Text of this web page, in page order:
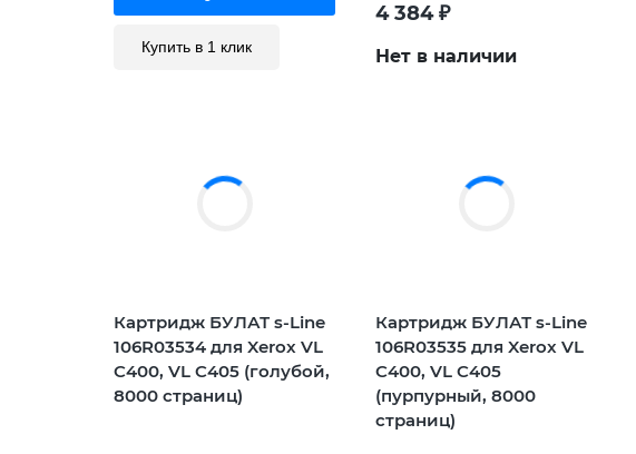
Купить в 1 клик
4 384₽
Нет в наличии
Картридж БУЛАТ s-Line
106R03534 для Xerox VL
C400, VL C405 (голубой,
8000 страниц)
Картридж БУЛАТ s-Line
106R03535 для Xerox VL
C400, VL C405
(пурпурный, 8000
страниц)